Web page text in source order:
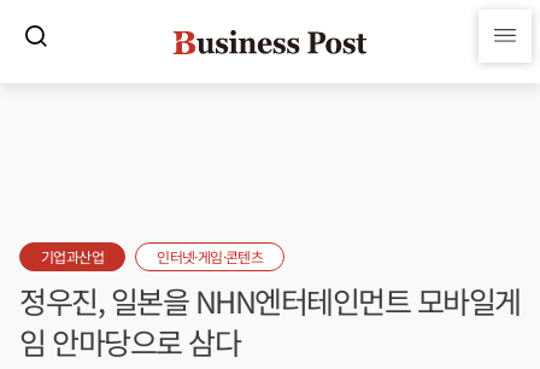
기업과산업 인터넷·게임·콘텐츠
정우진, 일본을 NHN엔터테인먼트 모바일게
임 안마당으로 삼다